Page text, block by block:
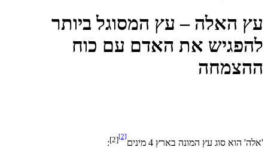
האלה – עץ המסוגל ביותר
את האדם עם כוח
הוא סוג עץ המונה בארץ 4 מינים [2]
: